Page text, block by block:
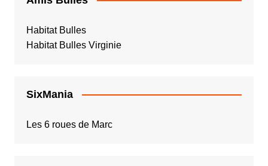
Habitat Bulles
Habitat Bulles Virginie
SixMania
Les 6 roues de Marc